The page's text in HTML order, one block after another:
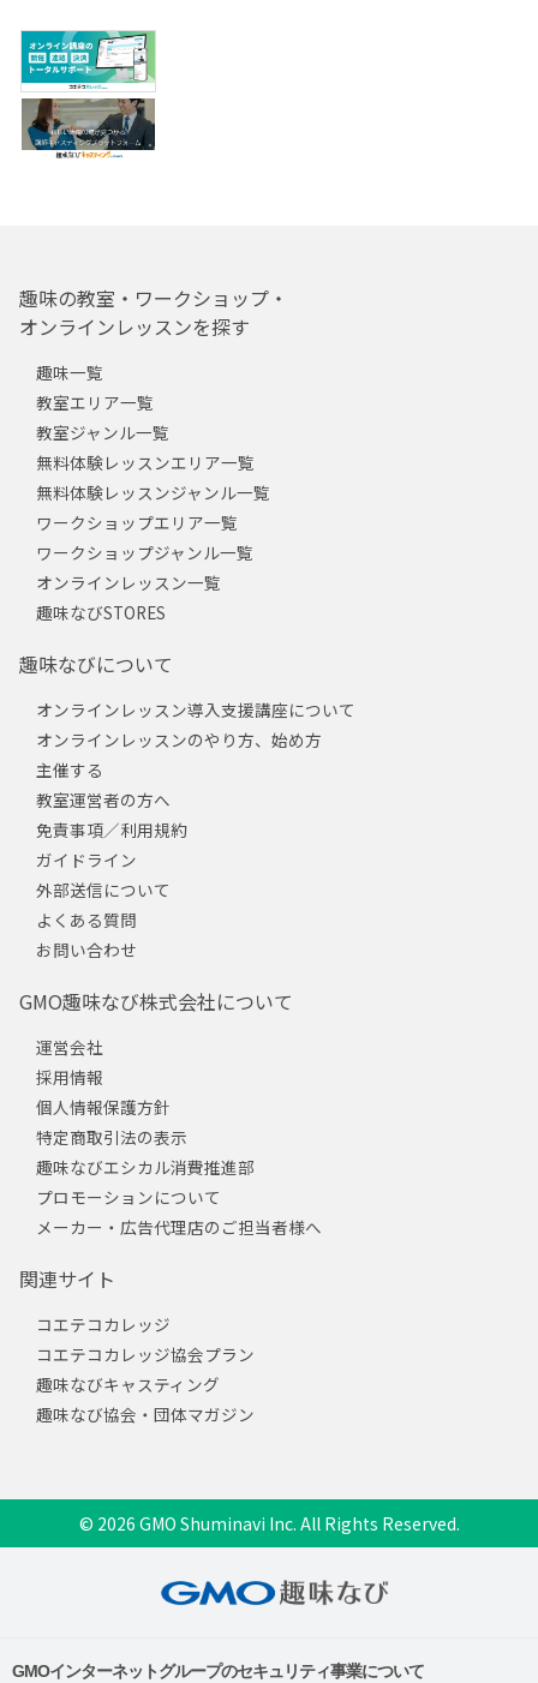
趣味の教室・ワークショップ・
オンラインレッスンを探す
趣味一覧
教室エリア一覧
教室ジャンル一覧
無料体験レッスンエリア一覧
無料体験レッスンジャンル一覧
ワークショップエリア一覧
ワークショップジャンル一覧
オンラインレッスン一覧
趣味なびSTORES
趣味なびについて
オンラインレッスン導入支援講座について
オンラインレッスンのやり方、始め方
主催する
教室運営者の方へ
免責事項／利用規約
ガイドライン
外部送信について
よくある質問
お問い合わせ
GMO趣味なび株式会社について
運営会社
採用情報
個人情報保護方針
特定商取引法の表示
趣味なびエシカル消費推進部
プロモーションについて
メーカー・広告代理店のご担当者様へ
関連サイト
コエテコカレッジ
コエテコカレッジ協会プラン
趣味なびキャスティング
趣味なび協会・団体マガジン
© 2026 GMO Shuminavi Inc. All Rights Reserved.